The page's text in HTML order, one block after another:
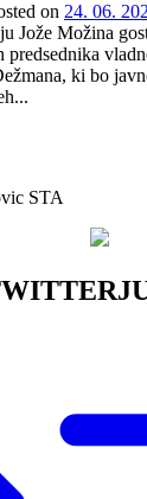
on 24. 06.
Jože Možina
predsednika
ki bo
STA